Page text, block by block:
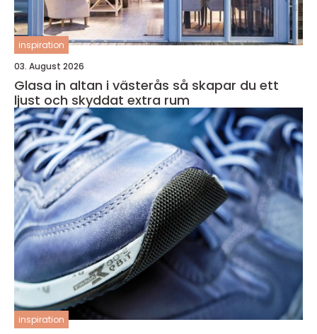
inspiration
03. August 2026
Glasa in altan i västerås så skapar du ett
ljust och skyddat extra rum
inspiration